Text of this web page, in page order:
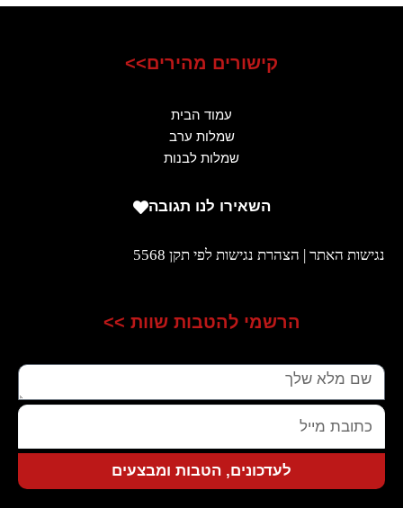
קישורים מהירים>>
עמוד הבית
שמלות ערב
שמלות לבנות
השאירו לנו תגובה
נגישות האתר | הצהרת נגישות לפי תקן 5568
הרשמי להטבות שוות >>
שם
כתובת
מייל
לעדכונים, הטבות ומבצעים